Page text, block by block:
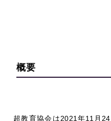
概要
超教育協会は2021 年11 月 24